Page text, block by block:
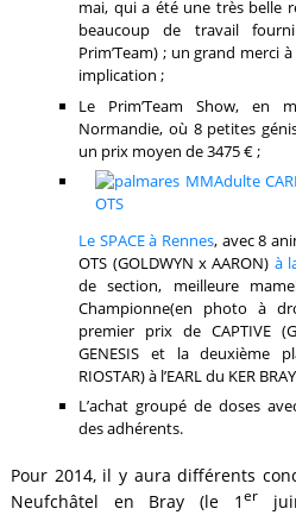
mai, qui a été une très belle
beaucoup de travail
Prim’Team) ; un grand merci
implication ;
Le Prim’Team Show, en
Normandie, où 8 petites
un prix moyen de 3475 € ;
Le SPACE à Rennes, avec 8
OTS (GOLDWYN x AARON) à
de section, meilleure
Championne(en photo à
premier prix de CAPTIVE
GENESIS et la deuxième
RIOSTAR) à l’EARL du KER
L’achat groupé de doses
des adhérents.
Pour 2014, il y aura différents
Neufchâtel en Bray (le 1er